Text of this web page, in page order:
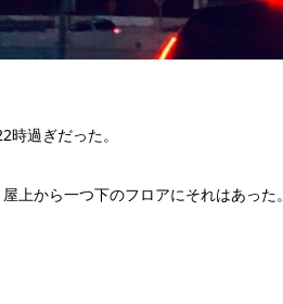
過ぎだった。
上から一つ下のフロアにそれはあった。